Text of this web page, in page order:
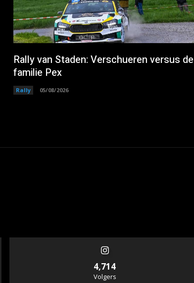
Rally van Staden: Verschueren versus de
familie Pex
Rally 05/08/2026
4,714
Volgers